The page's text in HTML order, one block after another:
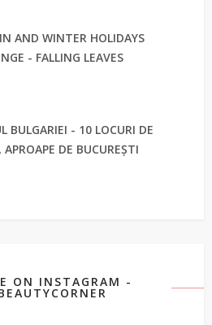
AND WINTER HOLIDAYS
- FALLING LEAVES
BULGARIEI - 10 LOCURI DE
DE BUCUREȘTI
ON INSTAGRAM -